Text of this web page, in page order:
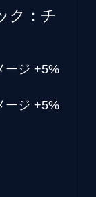
ク：チ
ージ +5%
ージ +5%